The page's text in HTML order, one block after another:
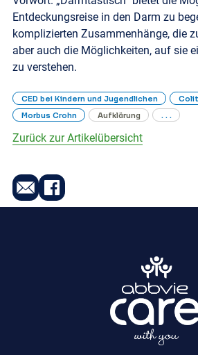
Entdeckungsreise in den Darm zu
komplizierten Zusammenhänge, die
aber auch die Möglichkeiten, auf sie
zu verstehen.
CED bei Kindern und Jugendlichen
Morbus Crohn
Aufklärung . . .
Zurück zur Artikelübersicht
Online